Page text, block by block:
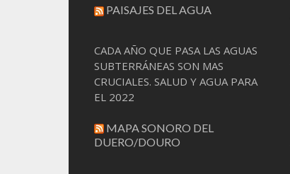
PAISAJES DEL AGUA
CADA AÑO QUE PASA LAS AGUAS
SUBTERRÁNEAS SON MAS
CRUCIALES. SALUD Y AGUA PARA
EL 2022
MAPA SONORO DEL
DUERO/DOURO